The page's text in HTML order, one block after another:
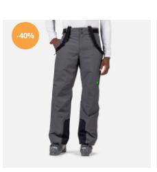
-40%